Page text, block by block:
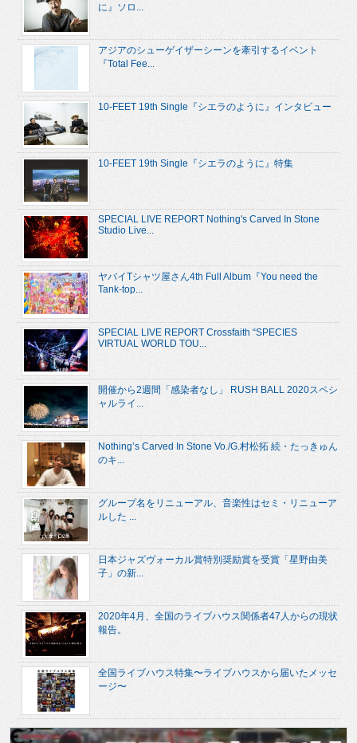
に』ソロ...
アジアのシューゲイザーシーンを牽引するイベント
『Total Fee...
10-FEET 19th Single『シエラのように』インタビュー
10-FEET 19th Single『シエラのように』特集
SPECIAL LIVE REPORT Nothing's Carved In Stone
Studio Live...
ヤバイTシャツ屋さん4th Full Album『You need the
Tank-top...
SPECIAL LIVE REPORT Crossfaith “SPECIES
VIRTUAL WORLD TOU...
開催から2週間「感染者なし」 RUSH BALL 2020スペシ
ャルライ...
Nothing’s Carved In Stone Vo./G.村松拓 続・たっきゅん
のキ...
グループ名をリニューアル、音楽性はセミ・リニューア
ルした ...
日本ジャズヴォーカル賞特別奨励賞を受賞「星野由美
子」の新...
2020年4月、全国のライブハウス関係者47人からの現状
報告。
全国ライブハウス特集〜ライブハウスから届いたメッセ
ージ〜